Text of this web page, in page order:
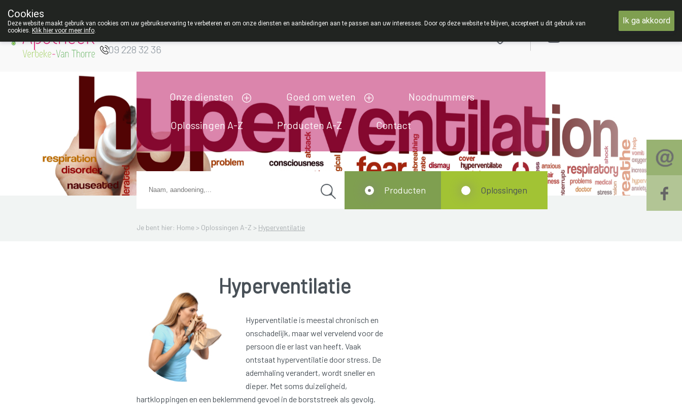
Apotheek Verbeke
- Van Thorre
09 228 32 36
Onze diensten Goed om weten Noodnummers
Oplossingen A-Z Producten A-Z Contact
Je bent hier: Home > Oplossingen A-Z > Hyperventilatie
Producten Oplossingen
Hyperventilatie
Hyperventilatie is meestal chronisch en
onschadelijk, maar wel vervelend voor de
persoon die er last van heeft. Vaak
ontstaat hyperventilatie door stress. De
ademhaling verandert, wordt sneller en
dieper. Met soms duizeligheid,
hartkloppingen en een beklemmend gevoel in de borststreek als gevolg.
Cookies
Deze website maakt gebruik van cookies om uw gebruikservaring te verbeteren en om onze diensten en aanbiedingen aan te passen aan uw interesses. Door op deze website te blijven, accepteert u dit gebruik van
cookies. Klik hier voor meer info.
Ik ga akkoord